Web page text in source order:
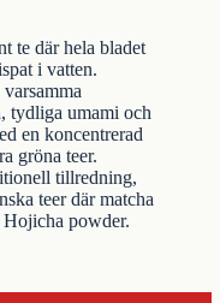
tedär hela bladet
i vatten.
tydliga umami och
en koncentrerad
gröna teer.
tillredning,
teerdär matcha
Hojicha powder.